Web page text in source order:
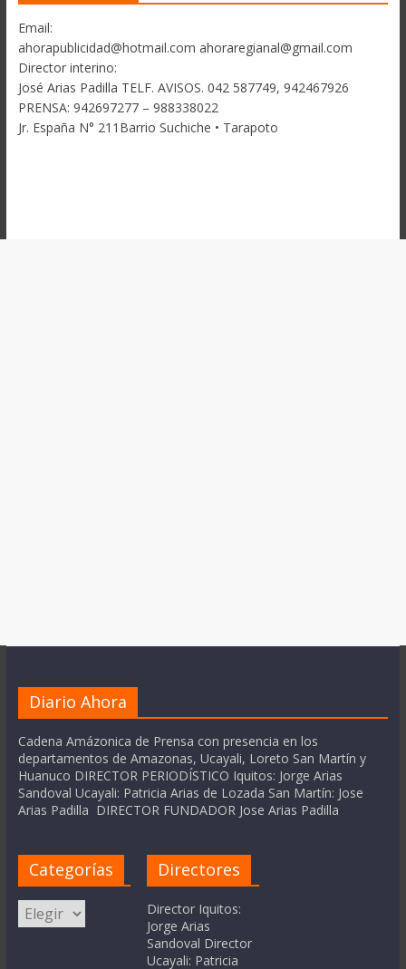
Email:
ahorapublicidad@hotmail.com ahoraregianal@gmail.com
Director interino:
José Arias Padilla TELF. AVISOS. 042 587749, 942467926
PRENSA: 942697277 – 988338022
Jr. España N° 211Barrio Suchiche • Tarapoto
Diario Ahora
Cadena Amázonica de Prensa con presencia en los
departamentos de Amazonas, Ucayali, Loreto San Martín y
Huanuco DIRECTOR PERIODÍSTICO Iquitos: Jorge Arias
Sandoval Ucayali: Patricia Arias de Lozada San Martín: Jose
Arias Padilla DIRECTOR FUNDADOR Jose Arias Padilla
Categorías
Categorías
Directores
Director Iquitos:
Jorge Arias
Sandoval Director
Ucayali: Patricia